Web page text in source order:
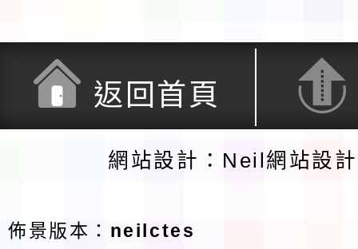
返回首頁
網站設計：Neil網站設
佈景版本： neilctes